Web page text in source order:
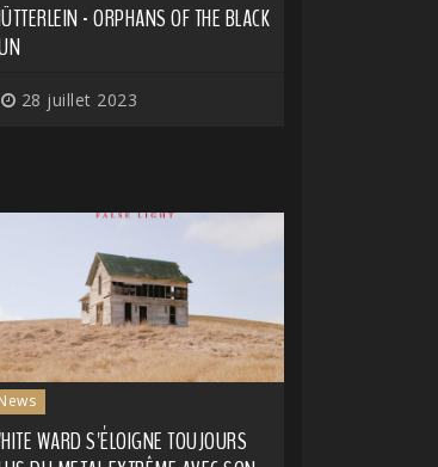
- ORPHANS OF THE BLACK
28 juillet 2023
WARD S'ÉLOIGNE TOUJOURS